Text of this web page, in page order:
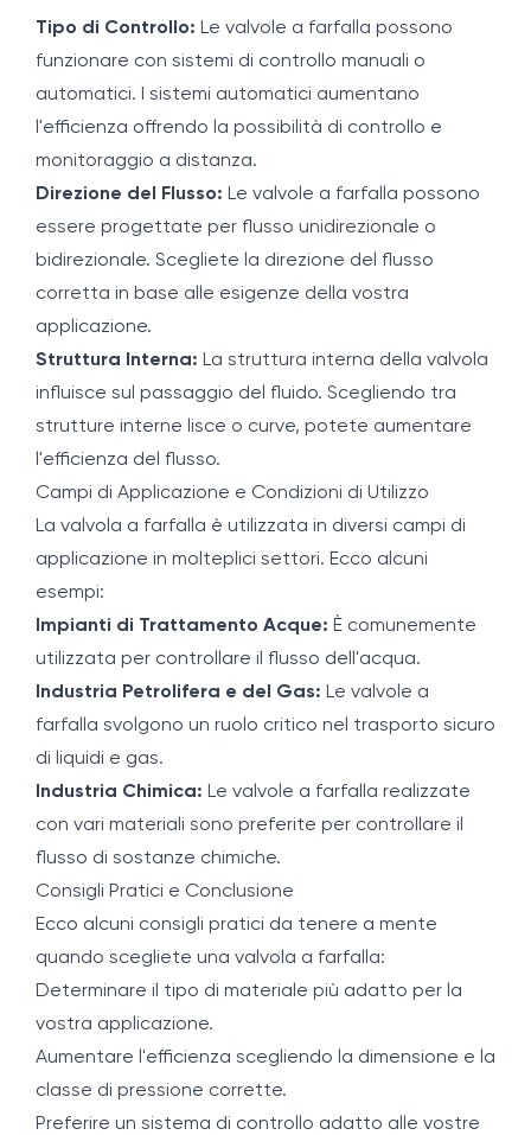
Tipo di Controllo: Le valvole a farfalla possono
funzionare con sistemi di controllo manuali o
automatici. I sistemi automatici aumentano
l'efficienza offrendo la possibilità di controllo e
monitoraggio a distanza.
Direzione del Flusso: Le valvole a farfalla possono
essere progettate per flusso unidirezionale o
bidirezionale. Scegliete la direzione del flusso
corretta in base alle esigenze della vostra
applicazione.
Struttura Interna: La struttura interna della valvola
influisce sul passaggio del fluido. Scegliendo tra
strutture interne lisce o curve, potete aumentare
l'efficienza del flusso.
Campi di Applicazione e Condizioni di Utilizzo
La valvola a farfalla è utilizzata in diversi campi di
applicazione in molteplici settori. Ecco alcuni
esempi:
Impianti di Trattamento Acque: È comunemente
utilizzata per controllare il flusso dell'acqua.
Industria Petrolifera e del Gas: Le valvole a
farfalla svolgono un ruolo critico nel trasporto sicuro
di liquidi e gas.
Industria Chimica: Le valvole a farfalla realizzate
con vari materiali sono preferite per controllare il
flusso di sostanze chimiche.
Consigli Pratici e Conclusione
Ecco alcuni consigli pratici da tenere a mente
quando scegliete una valvola a farfalla:
Determinare il tipo di materiale più adatto per la
vostra applicazione.
Aumentare l'efficienza scegliendo la dimensione e la
classe di pressione corrette.
Preferire un sistema di controllo adatto alle vostre